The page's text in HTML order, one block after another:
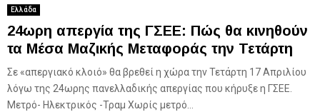
Ελλάδα
24ωρη απεργία της ΓΣΕΕ: Πώς θα κινηθούν
τα Μέσα Μαζικής Μεταφοράς την Τετάρτη
Σε «απεργιακό κλοιό» θα βρεθεί η χώρα την Τετάρτη 17 Απριλίου
λόγω της 24ωρης πανελλαδικής απεργίας που κήρυξε η ΓΣΕΕ.
Μετρό- Ηλεκτρικός -Τραμ Χωρίς μετρό...